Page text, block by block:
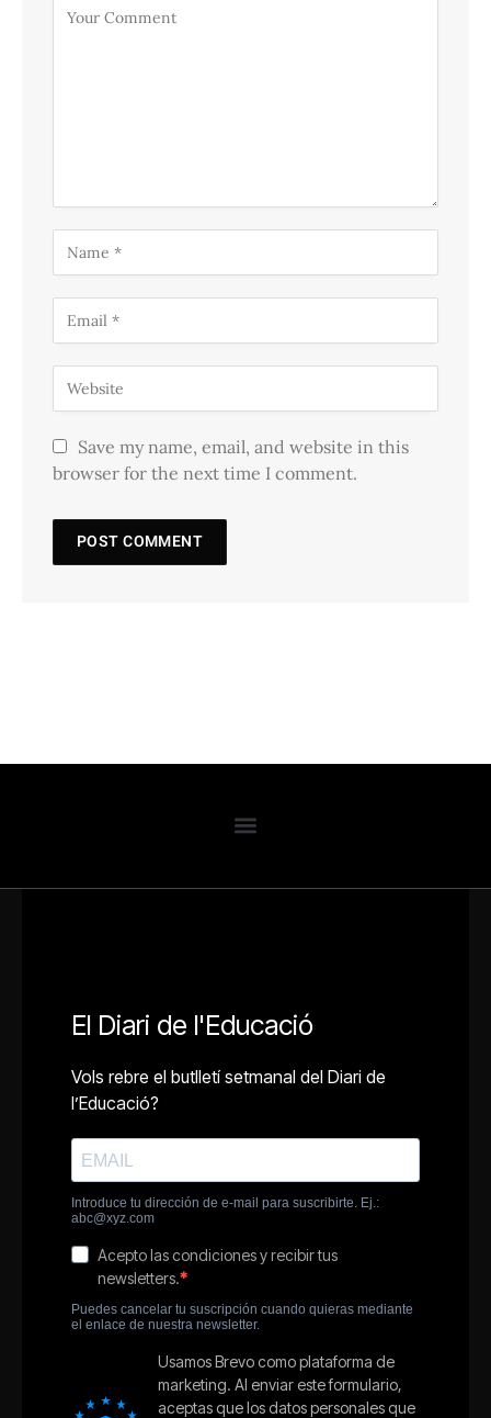
Save my name, email, and website in this
browser for the next time I comment.